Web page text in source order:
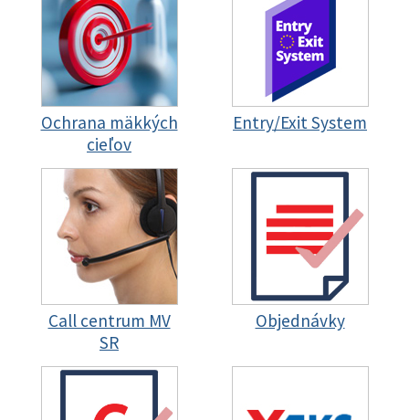
Ochrana mäkkých
cieľov
Entry/Exit System
Call centrum MV
SR
Objednávky